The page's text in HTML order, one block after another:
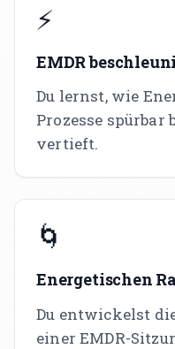
⚡
EMDR
Du lernst, wie
Prozesse spürbar
vertieft.
🌀
Energetischen
Du entwickelst
einer EMDR-